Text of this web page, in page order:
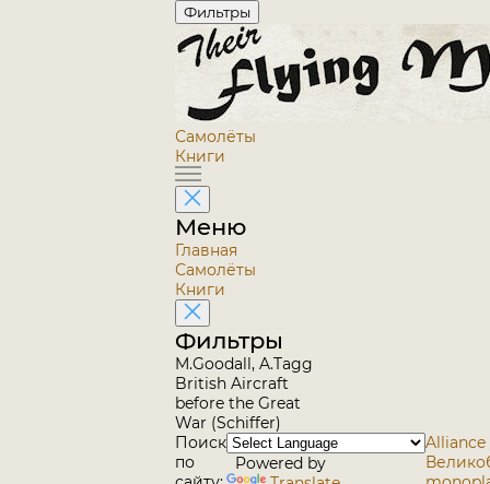
Фильтры
Самолёты
Книги
Меню
Главная
Самолёты
Книги
Фильтры
M.Goodall, A.Tagg
British Aircraft
before the Great
War (Schiffer)
Поиск
по
Powered by
Alliance